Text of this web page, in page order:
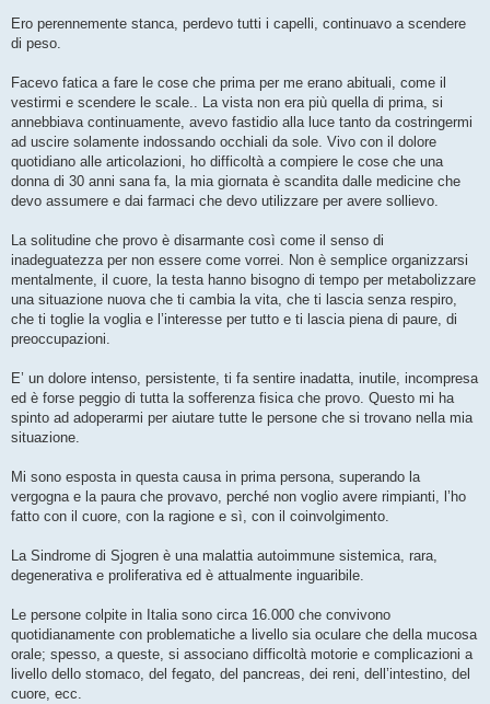
Ero perennemente stanca, perdevo tutti i capelli, continuavo a scendere
di peso.
Facevo fatica a fare le cose che prima per me erano abituali, come il
vestirmi e scendere le scale.. La vista non era più quella di prima, si
annebbiava continuamente, avevo fastidio alla luce tanto da costringermi
ad uscire solamente indossando occhiali da sole. Vivo con il dolore
quotidiano alle articolazioni, ho difficoltà a compiere le cose che una
donna di 30 anni sana fa, la mia giornata è scandita dalle medicine che
devo assumere e dai farmaci che devo utilizzare per avere sollievo.
La solitudine che provo è disarmante così come il senso di
inadeguatezza per non essere come vorrei. Non è semplice organizzarsi
mentalmente, il cuore, la testa hanno bisogno di tempo per metabolizzare
una situazione nuova che ti cambia la vita, che ti lascia senza respiro,
che ti toglie la voglia e l’interesse per tutto e ti lascia piena di paure, di
preoccupazioni.
E’ un dolore intenso, persistente, ti fa sentire inadatta, inutile, incompresa
ed è forse peggio di tutta la sofferenza fisica che provo. Questo mi ha
spinto ad adoperarmi per aiutare tutte le persone che si trovano nella mia
situazione.
Mi sono esposta in questa causa in prima persona, superando la
vergogna e la paura che provavo, perché non voglio avere rimpianti, l’ho
fatto con il cuore, con la ragione e sì, con il coinvolgimento.
La Sindrome di Sjogren è una malattia autoimmune sistemica, rara,
degenerativa e proliferativa ed è attualmente inguaribile.
Le persone colpite in Italia sono circa 16.000 che convivono
quotidianamente con problematiche a livello sia oculare che della mucosa
orale; spesso, a queste, si associano difficoltà motorie e complicazioni a
livello dello stomaco, del fegato, del pancreas, dei reni, dell’intestino, del
cuore, ecc.